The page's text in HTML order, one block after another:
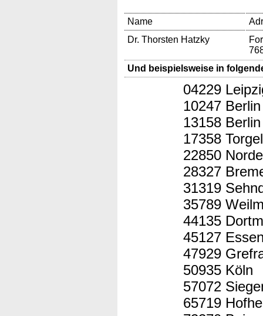
Name
Dr. Thorsten Hatzky
Und beispielsweise in
04229
10247 Berlin
13158 Berlin
17358
22850
28327
31319
35789
44135
45127
47929
50935 Köln
57072
65719